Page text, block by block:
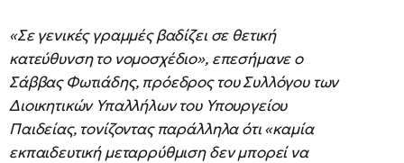
«Σε γενικές γραμμές βαδίζει σε θετική
κατεύθυνση το νομοσχέδιο», επεσήμανε ο
Σάββας Φωτιάδης, πρόεδρος του Συλλόγου των
Διοικητικών Υπαλλήλων του Υπουργείου
Παιδείας, τονίζοντας παράλληλα ότι «καμία
εκπαιδευτική μεταρρύθμιση δεν μπορεί να